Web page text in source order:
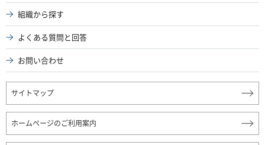
組織から探す
よくある質問と回答
お問い合わせ
サイトマップ
ホームページのご利用案内